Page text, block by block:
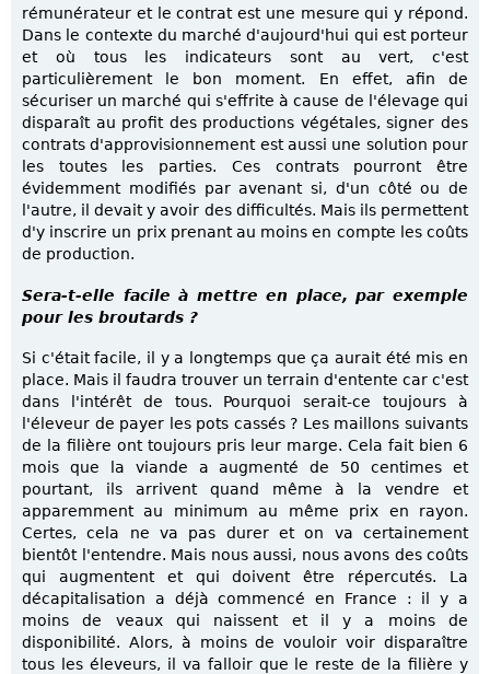
rémunérateur et le contrat est une mesure qui y répond.
Dans le contexte du marché d'aujourd'hui qui est porteur
et où tous les indicateurs sont au vert, c'est
particulièrement le bon moment. En effet, afin de
sécuriser un marché qui s'effrite à cause de l'élevage qui
disparaît au profit des productions végétales, signer des
contrats d'approvisionnement est aussi une solution pour
les toutes les parties. Ces contrats pourront être
évidemment modifiés par avenant si, d'un côté ou de
l'autre, il devait y avoir des difficultés. Mais ils permettent
d'y inscrire un prix prenant au moins en compte les coûts
de production.
Sera-t-elle facile à mettre en place, par exemple
pour les broutards ?
Si c'était facile, il y a longtemps que ça aurait été mis en
place. Mais il faudra trouver un terrain d'entente car c'est
dans l'intérêt de tous. Pourquoi serait-ce toujours à
l'éleveur de payer les pots cassés ? Les maillons suivants
de la filière ont toujours pris leur marge. Cela fait bien 6
mois que la viande a augmenté de 50 centimes et
pourtant, ils arrivent quand même à la vendre et
apparemment au minimum au même prix en rayon.
Certes, cela ne va pas durer et on va certainement
bientôt l'entendre. Mais nous aussi, nous avons des coûts
qui augmentent et qui doivent être répercutés. La
décapitalisation a déjà commencé en France : il y a
moins de veaux qui naissent et il y a moins de
disponibilité. Alors, à moins de vouloir voir disparaître
tous les éleveurs, il va falloir que le reste de la filière y